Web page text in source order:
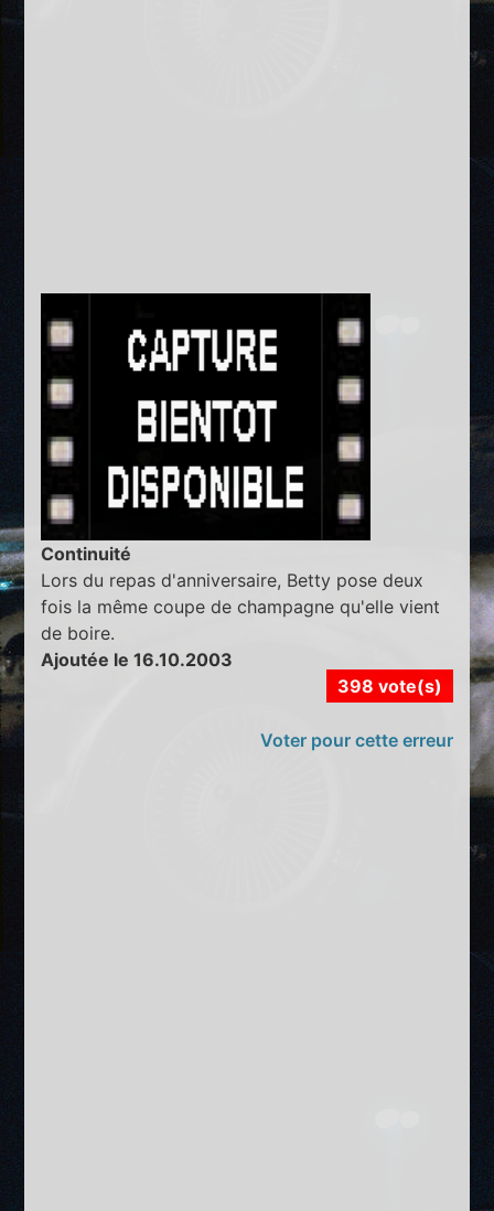
Continuité
Lors du repas d'anniversaire, Betty pose deux
fois la même coupe de champagne qu'elle vient
de boire.
Ajoutée le 16.10.2003
398 vote(s)
Voter pour cette erreur